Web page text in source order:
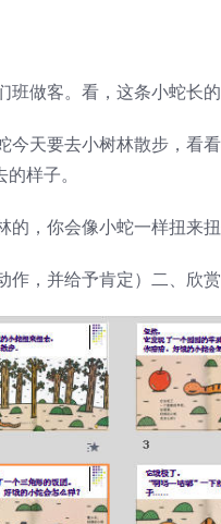
班做客。看，这条小蛇长
今天要去小树林散步，
样子。
的，你会像小蛇一样扭来
作，并给予肯定）二、欣